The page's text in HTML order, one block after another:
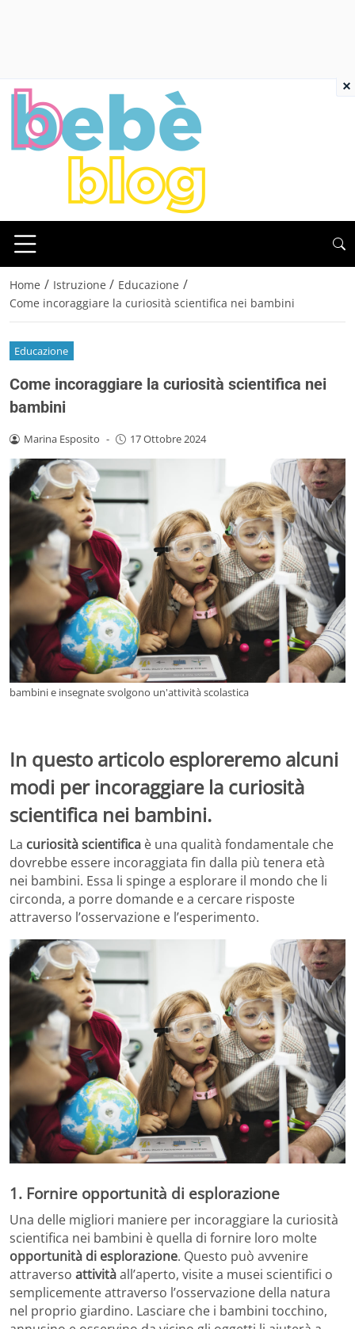
Home / Istruzione / Educazione /
Come incoraggiare la curiosità scientifica nei bambini
Educazione
Come incoraggiare la curiosità scientifica nei
bambini
Marina Esposito - 17 Ottobre 2024
bambini e insegnate svolgono un'attività scolastica
In questo articolo esploreremo alcuni
modi per incoraggiare la curiosità
scientifica nei bambini.
La curiosità scientifica è una qualità fondamentale che
dovrebbe essere incoraggiata fin dalla più tenera età
nei bambini. Essa li spinge a esplorare il mondo che li
circonda, a porre domande e a cercare risposte
attraverso l’osservazione e l’esperimento.
1. Fornire opportunità di esplorazione
Una delle migliori maniere per incoraggiare la curiosità
scientifica nei bambini è quella di fornire loro molte
opportunità di esplorazione. Questo può avvenire
attraverso attivitàall’aperto, visite a musei scientifici o
semplicemente attraverso l’osservazione della natura
nel proprio giardino. Lasciare che i bambini tocchino,
×